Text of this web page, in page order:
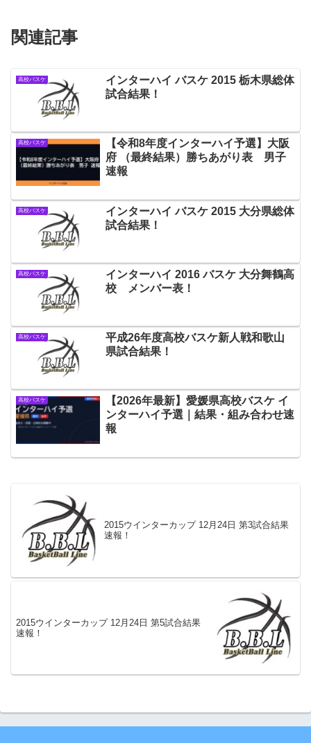
関連記事
高校バスケ
インターハイ バスケ 2015 栃木県総体
試合結果！
高校バスケ
【令和8年度インターハイ予選】大阪
府 （最終結果）勝ちあがり表 男子
速報
高校バスケ
インターハイ バスケ 2015 大分県総体
試合結果！
高校バスケ
インターハイ 2016 バスケ 大分舞鶴高
校 メンバー表！
高校バスケ
平成26年度高校バスケ新人戦和歌山
県試合結果！
高校バスケ
【2026年最新】愛媛県高校バスケ イ
ンターハイ予選｜結果・組み合わせ速
報
2015ウインターカップ 12月24日 第3試合結果
速報！
2015ウインターカップ 12月24日 第5試合結果
速報！